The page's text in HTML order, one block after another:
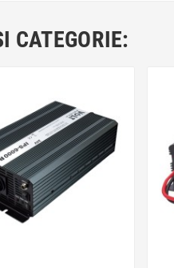
CATEGORIE: